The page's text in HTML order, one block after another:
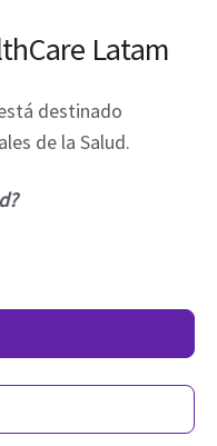
Latam
destinado
de la Salud.